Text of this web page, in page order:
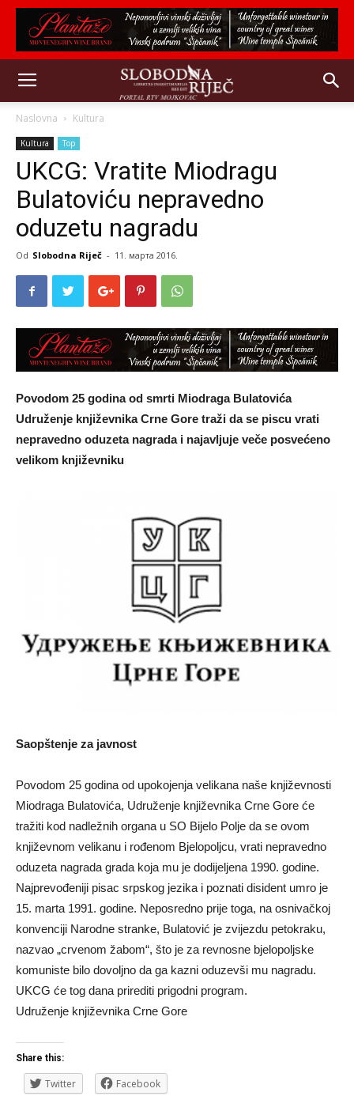
Naslovna Kultura
Kultura Top
UKCG: Vratite Miodragu
Bulatoviću nepravedno
oduzetu nagradu
Od Slobodna Riječ - 11. марта 2016.
Povodom 25 godina od smrti Miodraga Bulatovića
Udruženje književnika Crne Gore traži da se piscu vrati
nepravedno oduzeta nagrada i najavljuje veče posvećeno
velikom književniku
Saopštenje za javnost
Povodom 25 godina od upokojenja velikana naše književnosti
Miodraga Bulatovića, Udruženje književnika Crne Gore će
tražiti kod nadležnih organa u SO Bijelo Polje da se ovom
književnom velikanu i rođenom Bjelopoljcu, vrati nepravedno
oduzeta nagrada grada koja mu je dodijeljena 1990. godine.
Najprevođeniji pisac srpskog jezika i poznati disident umro je
15. marta 1991. godine. Neposredno prije toga, na osnivačkoj
konvenciji Narodne stranke, Bulatović je zvijezdu petokraku,
nazvao „crvenom žabom“, što je za revnosne bjelopoljske
komuniste bilo dovoljno da ga kazni oduzevši mu nagradu.
UKCG će tog dana prirediti prigodni program.
Udruženje književnika Crne Gore
Share this:
Twitter Facebook